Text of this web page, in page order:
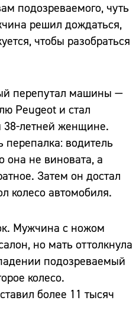
подозреваемого, чуть
решил дождаться,
чтобы разобраться
перепутал машины —
Peugeot и стал
38-летней женщине.
водитель
она не виновата, а
Затем он достал
колесо автомобиля.
Мужчина с ножом
но мать оттолкнула
подозреваемый
колесо.
более 11 тысяч